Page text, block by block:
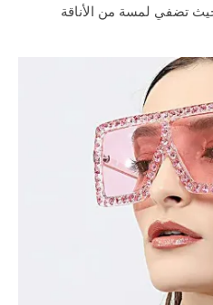
تضفي لمسة من الأناقة